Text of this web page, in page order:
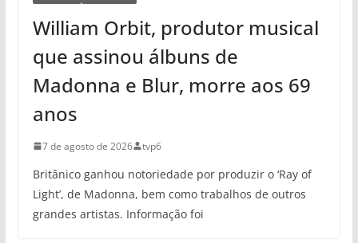
William Orbit, produtor musical
que assinou álbuns de
Madonna e Blur, morre aos 69
anos
7 de agosto de 2026 tvp6
Britânico ganhou notoriedade por produzir o ‘Ray of
Light’, de Madonna, bem como trabalhos de outros
grandes artistas. Informação foi